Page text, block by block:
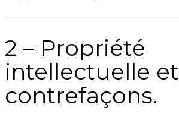
2 – Propriété
intellectuelle et
contrefaçons.